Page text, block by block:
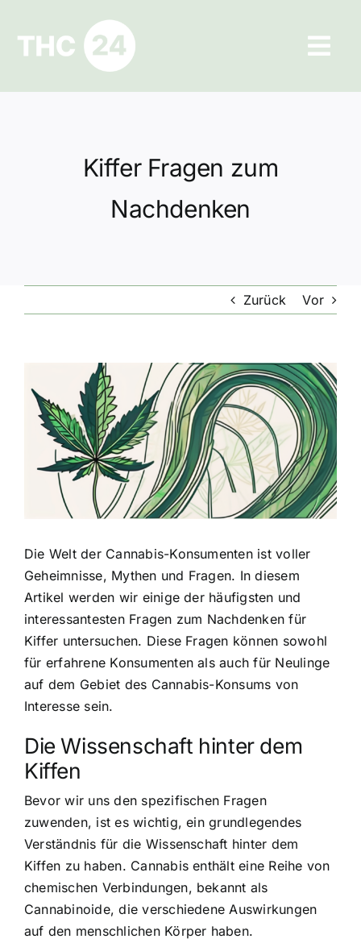
springen
Ratgeber
Kiffer Fragen zum
Nachdenken
Zurück Vor
grösseres
Bild
Die Welt der Cannabis-Konsumenten ist voller
Geheimnisse, Mythen und Fragen. In diesem
Artikel werden wir einige der häufigsten und
interessantesten Fragen zum Nachdenken für
Kiffer untersuchen. Diese Fragen können sowohl
für erfahrene Konsumenten als auch für Neulinge
auf dem Gebiet des Cannabis-Konsums von
Interesse sein.
Die Wissenschaft hinter dem
Kiffen
Bevor wir uns den spezifischen Fragen
zuwenden, ist es wichtig, ein grundlegendes
Verständnis für die Wissenschaft hinter dem
Kiffen zu haben. Cannabis enthält eine Reihe von
chemischen Verbindungen, bekannt als
Cannabinoide, die verschiedene Auswirkungen
auf den menschlichen Körper haben.